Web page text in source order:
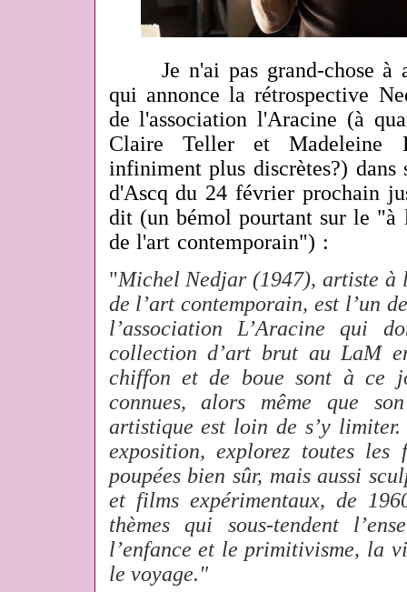
Je n'ai pas grand-chose
qui annonce la rétrospective
de l'association l'Aracine (à
Claire Teller et Madeleine
infiniment plus discrètes?)
d'Ascq du 24 février prochain
dit (un bémol pourtant sur le "à
de l'art contemporain") :
"Michel Nedjar (1947), artiste à
de l’art contemporain, est l’un
l’association L’Aracine qui
collection d’art brut au LaM
chiffon et de boue sont à ce
connues, alors même que
artistique est loin de s’y
exposition, explorez toutes
poupées bien sûr, mais aussi
et films expérimentaux, de
thèmes qui sous-tendent
l’enfance et le primitivisme, la
le voyage."